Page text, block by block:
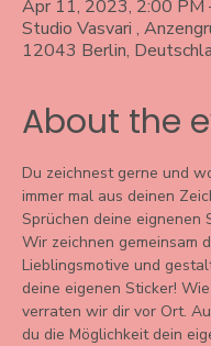
Apr 11, 2023, 2:00 PM
Studio Vasvari ,
12043 Berlin,
About the
Du zeichnest gerne und
immer mal aus deinen
Sprüchen deine eignenen
Wir zeichnen gemeinsam
Lieblingsmotive und
deine eigenen Sticker!
verraten wir dir vor Ort.
du die Möglichkeit dein